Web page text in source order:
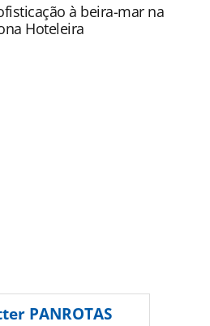
pela legislação brasileira
reproduza o conteúdo sem
à beira-mar na
Hoteleira
PANROTAS